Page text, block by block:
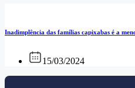
Inadimplência das famílias capixabas é a
15/03/2024